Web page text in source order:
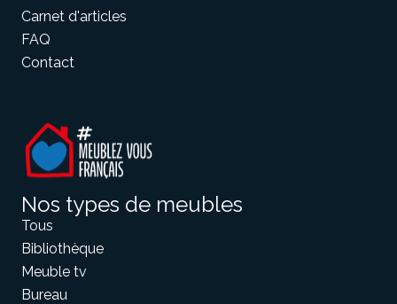
Carnet d'articles
FAQ
Contact
Nos types de meubles
Tous
Bibliothèque
Meuble tv
Bureau